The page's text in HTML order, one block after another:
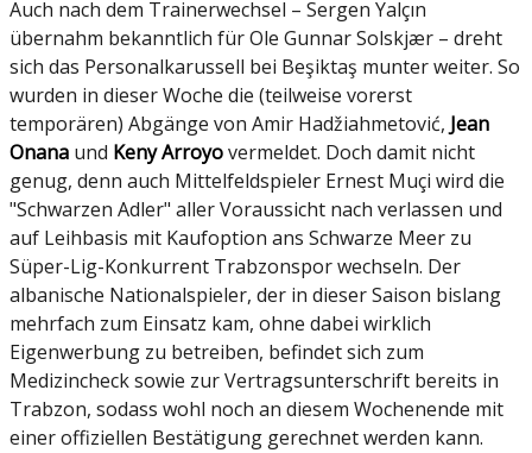
Auch nach dem Trainerwechsel – Sergen Yalçın
übernahm bekanntlich für Ole Gunnar Solskjær – dreht
sich das Personalkarussell bei Beşiktaş munter weiter. So
wurden in dieser Woche die (teilweise vorerst
temporären) Abgänge von Amir Hadžiahmetović, Jean
Onana und Keny Arroyovermeldet. Doch damit nicht
genug, denn auch Mittelfeldspieler Ernest Muçi wird die
"Schwarzen Adler" aller Voraussicht nach verlassen und
auf Leihbasis mit Kaufoption ans Schwarze Meer zu
Süper-Lig-Konkurrent Trabzonspor wechseln. Der
albanische Nationalspieler, der in dieser Saison bislang
mehrfach zum Einsatz kam, ohne dabei wirklich
Eigenwerbung zu betreiben, befindet sich zum
Medizincheck sowie zur Vertragsunterschrift bereits in
Trabzon, sodass wohl noch an diesem Wochenende mit
einer offiziellen Bestätigung gerechnet werden kann.